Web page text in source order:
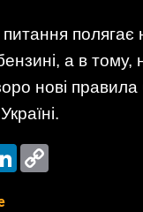
полягає
а в тому,
нові правила
LinkedIn